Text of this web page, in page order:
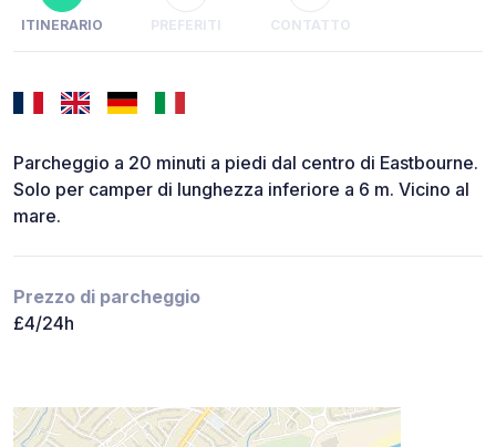
ITINERARIO PREFERITI CONTATTO
Parcheggio a 20 minuti a piedi dal centro di Eastbourne.
Solo per camper di lunghezza inferiore a 6 m. Vicino al
mare.
Prezzo di parcheggio
£4/24h